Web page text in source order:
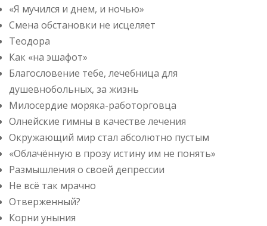
«Я мучился и днем, и ночью»
Смена обстановки не исцеляет
Теодора
Как «на эшафот»
Благословение тебе, лечебница для
душевнобольных, за жизнь
Милосердие моряка-работорговца
Олнейские гимны в качестве лечения
Окружающий мир стал абсолютно пустым
«Облачённую в прозу истину им не понять»
Размышления о своей депрессии
Не всё так мрачно
Отверженный?
Корни уныния